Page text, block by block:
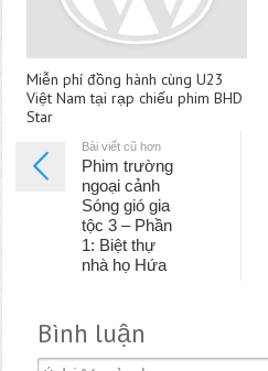
Miễn phí đồng hành cùng U23
Việt Nam tại rạp chiếu phim BHD
Star
Bài viết cũ hơn
Phim trường
ngoại cảnh
Sóng gió gia
tộc 3 – Phần
1: Biệt thự
nhà họ Hứa
Bình luận